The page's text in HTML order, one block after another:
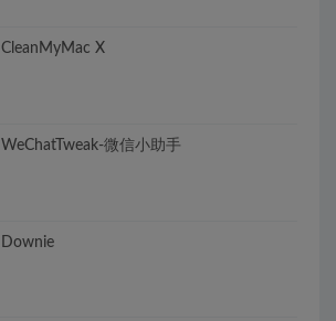
CleanMyMac X
WeChatTweak-微信小助手
Downie